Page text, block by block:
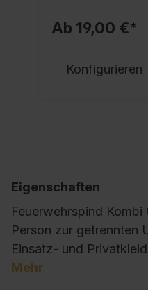
Ab 19,00 €*
Konfigurieren
Eigenschaften
Feuerwehrspind
Person zur getrennten
Einsatz- und
Mehr